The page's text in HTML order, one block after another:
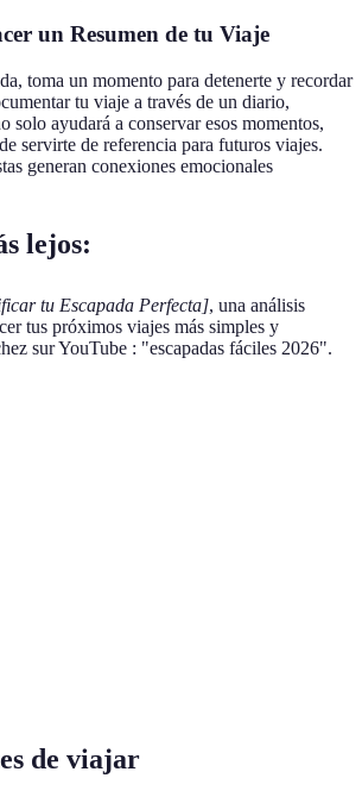
un Resumen de tu Viaje
toma un momento para detenerte y recordar
tu viaje a través de un diario,
solo ayudará a conservar esos momentos,
servirte de referencia para futuros viajes.
generan conexiones emocionales
lejos:
tu Escapada Perfecta], una análisis
tus próximos viajes más simples y
sur YouTube : "escapadas fáciles 2026".
de viajar